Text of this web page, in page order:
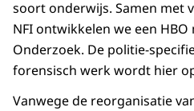
soort onderwijs. Samen met
NFI ontwikkelen we een
Onderzoek. De politie-
forensisch werk wordt hier
Vanwege de reorganisatie